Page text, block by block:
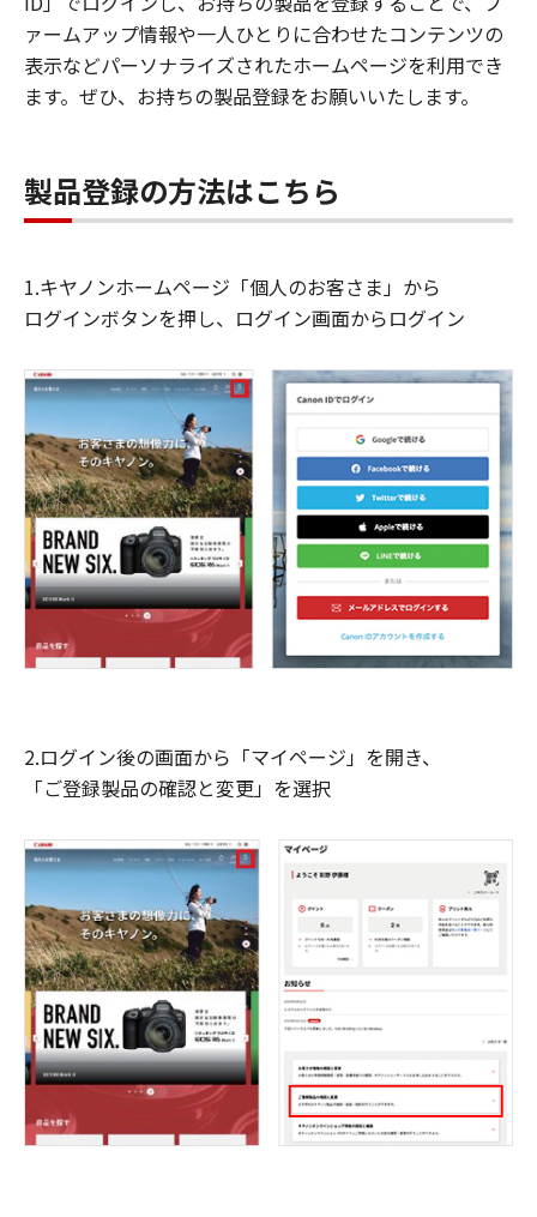
ァームアップ情報や一人ひとりに合わせたコンテンツの
表示などパーソナライズされたホームページを利用でき
ます。ぜひ、お持ちの製品登録をお願いいたします。
製品登録の方法はこちら
1.キヤノンホームページ「個人のお客さま」から
ログインボタンを押し、ログイン画面からログイン
2.ログイン後の画面から「マイページ」を開き、
「ご登録製品の確認と変更」を選択